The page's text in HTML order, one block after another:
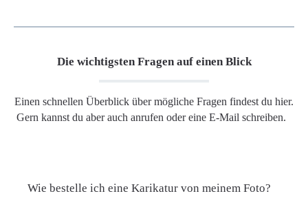
Die wichtigsten Fragen auf einen Blick
Einen schnellen Überblick über mögliche Fragen findest du hier.
Gern kannst du aber auch anrufen oder eine E-Mail schreiben.
Wie bestelle ich eine Karikatur von meinem Foto?